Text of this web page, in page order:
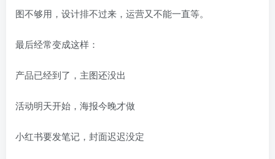
图不够用，设计排不过来，运营又不能一直等。
最后经常变成这样：
产品已经到了，主图还没出
活动明天开始，海报今晚才做
小红书要发笔记，封面迟迟没定